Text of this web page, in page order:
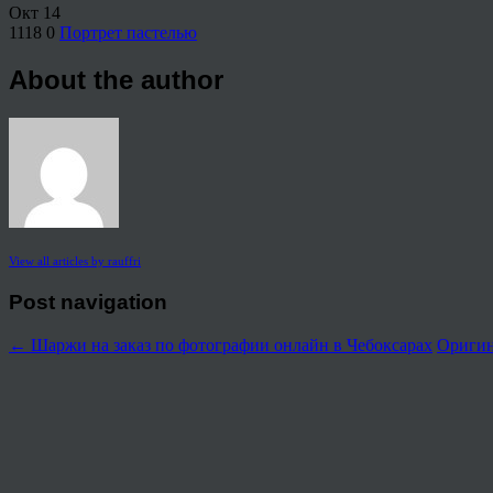
Окт 14
1118 0 Портрет пастелью
About the author
View all articles by rauffri
Post navigation
← Шаржи на заказ по фотографии онлайн в Чебоксарах